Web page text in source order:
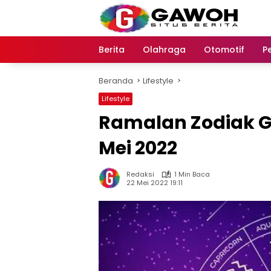
Berita Olahraga Otomotif
Beranda Lifestyle
Lifestyle
Ramalan Zodiak
Mei 2022
Redaksi
1 Min Baca
22 Mei 2022 19:11